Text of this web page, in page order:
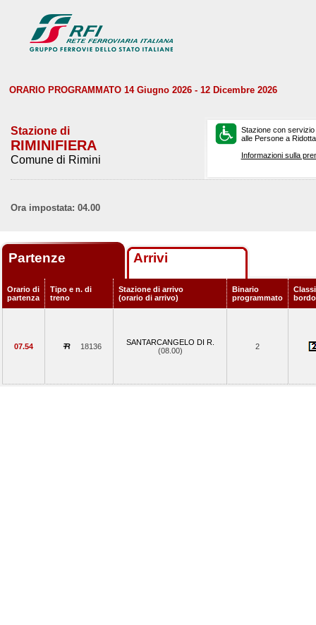
ORARIO PROGRAMMATO 14 Giugno 2026 - 12 Dicembre 2026
Stazione di
RIMINIFIERA
Comune di Rimini
Stazione con
alle Persone a
Informazioni sulla
Ora impostata: 04.00
Partenze Arrivi
Orario di
partenza
Tipo e n. di
treno
Stazione di arrivo
(orario di arrivo)
Binario
programmato
bordo
07.54 18136
SANTARCANGELO DI R.
(08.00)
2